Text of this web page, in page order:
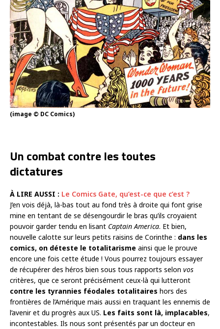
(image © DC Comics)
Un combat contre les toutes
dictatures
À LIRE AUSSI : Le Comics Gate, qu’est-ce que c’est ?
J’en vois déjà, là-bas tout au fond très à droite qui font grise
mine en tentant de se désengourdir le bras qu’ils croyaient
pouvoir garder tendu en lisant Captain America. Et bien,
nouvelle calotte sur leurs petits raisins de Corinthe : dans les
comics, on déteste le totalitarisme ainsi que le prouve
encore une fois cette étude ! Vous pourrez toujours essayer
de récupérer des héros bien sous tous rapports selon vos
critères, que ce seront précisément ceux-là qui lutteront
contre les tyrannies féodales totalitaires hors des
frontières de l’Amérique mais aussi en traquant les ennemis de
l’avenir et du progrès aux US. Les faits sont là, implacables,
incontestables. Ils nous sont présentés par un docteur en